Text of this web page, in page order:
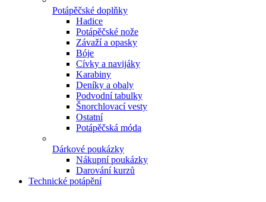
Potápěčské doplňky
Hadice
Potápěčské nože
Závaží a opasky
Bóje
Cívky a navijáky
Karabiny
Deníky a obaly
Podvodní tabulky
Šnorchlovací vesty
Ostatní
Potápěčská móda
Dárkové poukázky
Nákupní poukázky
Darování kurzů
Technické potápění